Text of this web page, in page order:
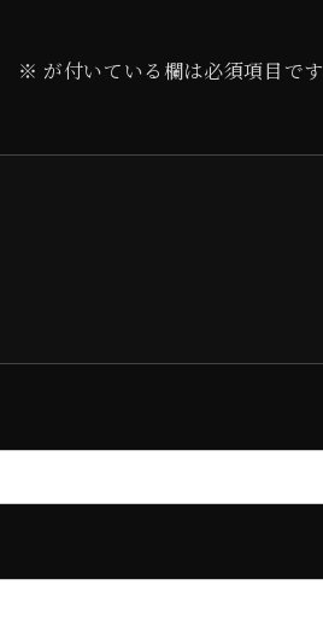
※ が付いている欄は必須項目です